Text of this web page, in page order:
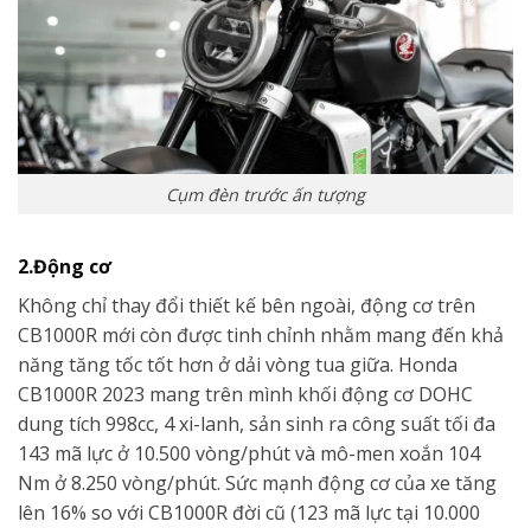
Cụm đèn trước ấn tượng
2.Động cơ
Không chỉ thay đổi thiết kế bên ngoài, động cơ trên
CB1000R mới còn được tinh chỉnh nhằm mang đến khả
năng tăng tốc tốt hơn ở dải vòng tua giữa. Honda
CB1000R 2023 mang trên mình khối động cơ DOHC
dung tích 998cc, 4 xi-lanh, sản sinh ra công suất tối đa
143 mã lực ở 10.500 vòng/phút và mô-men xoắn 104
Nm ở 8.250 vòng/phút. Sức mạnh động cơ của xe tăng
lên 16% so với CB1000R đời cũ (123 mã lực tại 10.000